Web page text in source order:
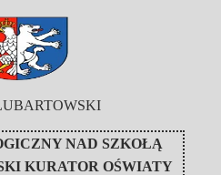
NAD SZKOŁĄ
KURATOR OŚWIATY